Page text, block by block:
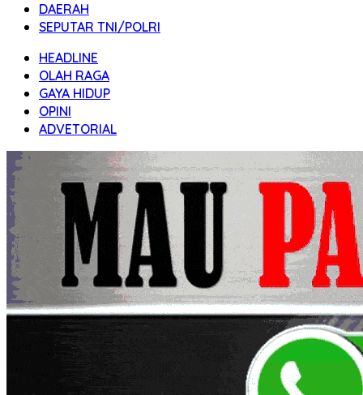
DAERAH
SEPUTAR TNI/POLRI
HEADLINE
OLAH RAGA
GAYA HIDUP
OPINI
ADVETORIAL